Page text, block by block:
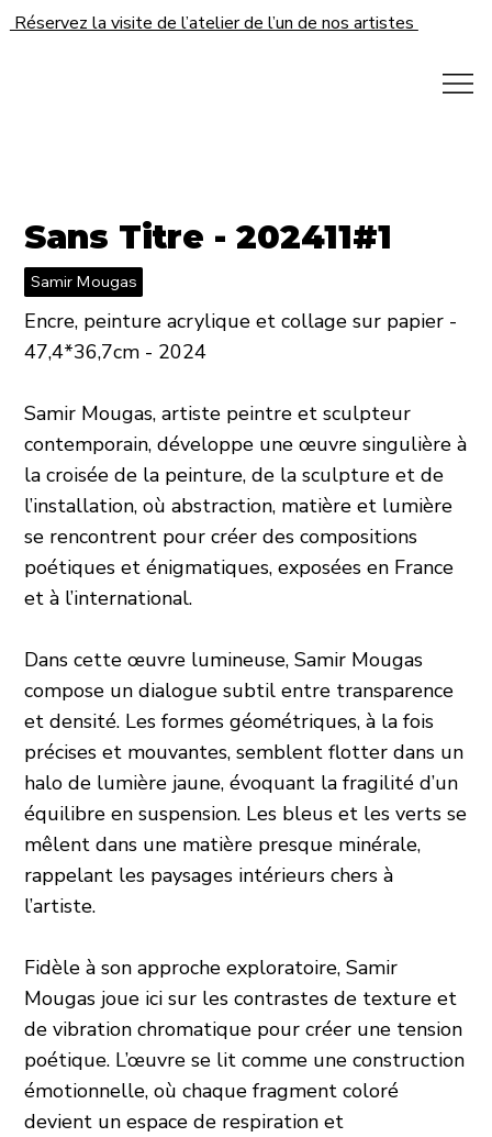
Réservez la visite de l’atelier de l’un de nos artistes
Sans Titre - 202411#1
Samir Mougas
Encre, peinture acrylique et collage sur papier -
47,4*36,7cm - 2024
Samir Mougas, artiste peintre et sculpteur
contemporain, développe une œuvre singulière à
la croisée de la peinture, de la sculpture et de
l’installation, où abstraction, matière et lumière
se rencontrent pour créer des compositions
poétiques et énigmatiques, exposées en France
et à l’international.
Dans cette œuvre lumineuse, Samir Mougas
compose un dialogue subtil entre transparence
et densité. Les formes géométriques, à la fois
précises et mouvantes, semblent flotter dans un
halo de lumière jaune, évoquant la fragilité d’un
équilibre en suspension. Les bleus et les verts se
mêlent dans une matière presque minérale,
rappelant les paysages intérieurs chers à
l’artiste.
Fidèle à son approche exploratoire, Samir
Mougas joue ici sur les contrastes de texture et
de vibration chromatique pour créer une tension
poétique. L’œuvre se lit comme une construction
émotionnelle, où chaque fragment coloré
devient un espace de respiration et